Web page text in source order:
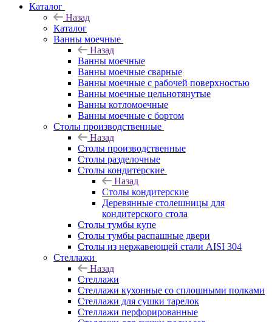
Каталог
Назад
Каталог
Ванны моечные
Назад
Ванны моечные
Ванны моечные сварные
Ванны моечные с рабочей поверхностью
Ванны моечные цельнотянутые
Ванны котломоечные
Ванны моечные с бортом
Столы производственные
Назад
Столы производственные
Столы разделочные
Столы кондитерские
Назад
Столы кондитерские
Деревянные столешницы для
кондитерского стола
Столы тумбы купе
Столы тумбы распашные двери
Столы из нержавеющей стали AISI 304
Стеллажи
Назад
Стеллажи
Стеллажи кухонные со сплошными полками
Стеллажи для сушки тарелок
Стеллажи перфорированные